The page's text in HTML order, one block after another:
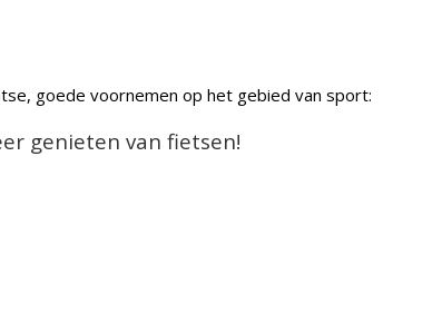
goede voornemen op het gebied van sport:
genieten van fietsen!